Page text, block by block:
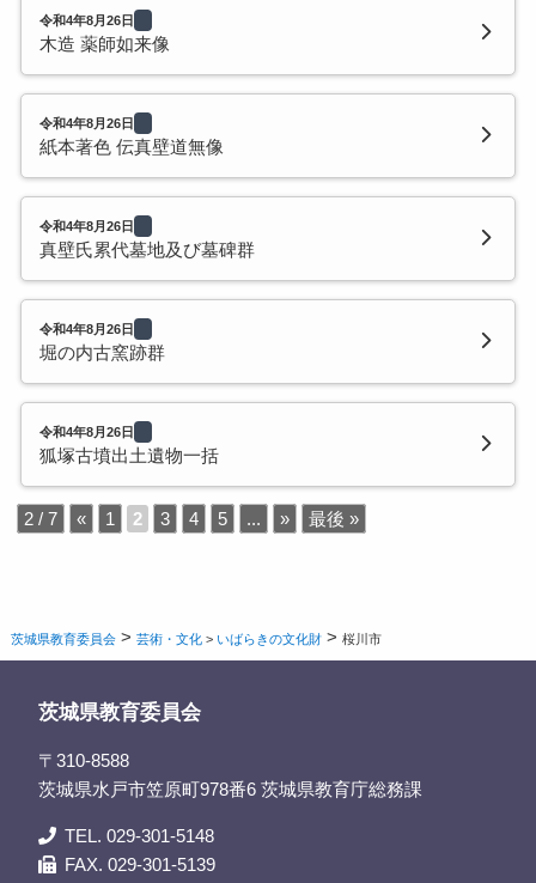
令和4年8月26日
木造 薬師如来像
令和4年8月26日
紙本著色 伝真壁道無像
令和4年8月26日
真壁氏累代墓地及び墓碑群
令和4年8月26日
堀の内古窯跡群
令和4年8月26日
狐塚古墳出土遺物一括
2 / 7 « 1 2 3 4 5 ... » 最後 »
茨城県教育委員会 >芸術・文化 > いばらきの文化財 >桜川市
茨城県教育委員会
〒310-8588
茨城県水戸市笠原町978番6 茨城県教育庁総務課
TEL. 029-301-5148
FAX. 029-301-5139